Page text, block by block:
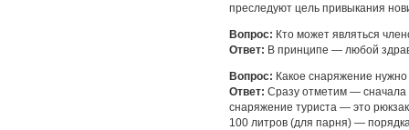
преследуют цель привыкания
Вопрос: Кто может являться
Ответ: В принципе — любой
Вопрос: Какое снаряжение нужно
Ответ: Сразу отметим — сначала
снаряжение туриста — это
100 литров (для парня) —